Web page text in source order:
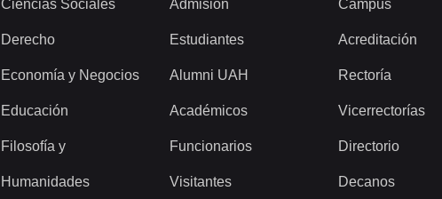
Ciencias Sociales
Derecho
Economía y Negocios
Educación
Filosofía y
Humanidades
Admisión
Estudiantes
Alumni UAH
Académicos
Funcionarios
Visitantes
Campus
Acreditación
Rectoría
Vicerrectorías
Directorio
Decanos